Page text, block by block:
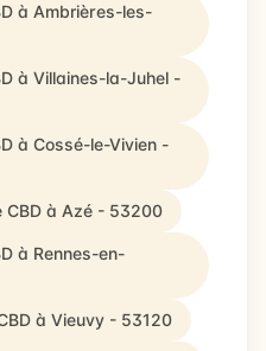
à Ambrières-les-
à Villaines-la-Juhel -
à Cossé-le-Vivien -
CBD à Azé - 53200
à Rennes-en-
à Vieuvy - 53120